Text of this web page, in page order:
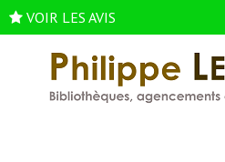
VOIR LES AVIS